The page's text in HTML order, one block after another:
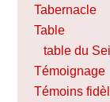
Tabernacle
Table
table du
Témoignage
Témoins